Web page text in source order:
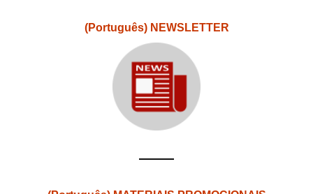
(Português) NEWSLETTER